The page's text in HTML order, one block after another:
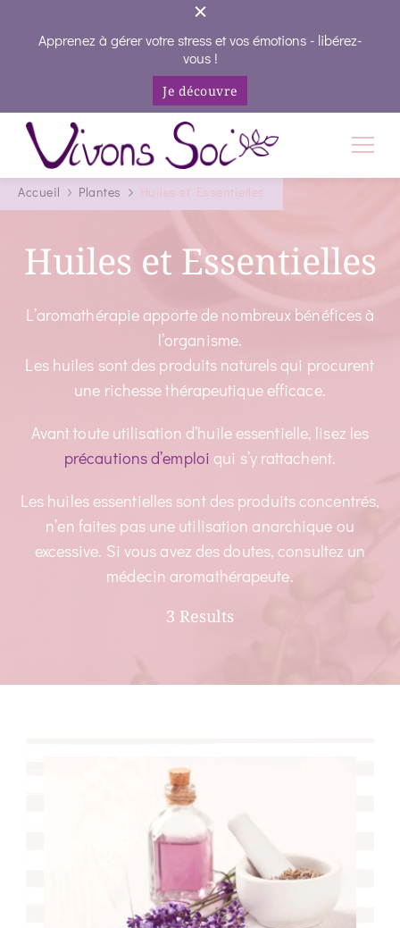
Apprenez à gérer votre stress et vos émotions - libérez-
vous !
Je découvre
Vivons Soi
Vivez votre vie en conscience
Accueil Plantes Huiles et Essentielles
Huiles et Essentielles
L’aromathérapie apporte de nombreux bénéfices à
l’organisme.
Les huiles sont des produits naturels qui procurent
une richesse thérapeutique efficace.
Avant toute utilisation d’huile essentielle, lisez les
précautions d’emploi qui s’y rattachent.
Les huiles essentielles sont des produits concentrés,
n’en faites pas une utilisation anarchique ou
excessive. Si vous avez des doutes, consultez un
médecin aromathérapeute.
3 Results